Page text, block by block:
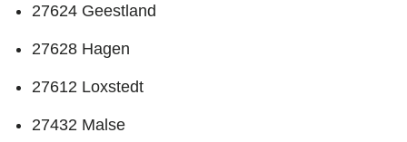
27624 Geestland
27628 Hagen
27612 Loxstedt
27432 Malse